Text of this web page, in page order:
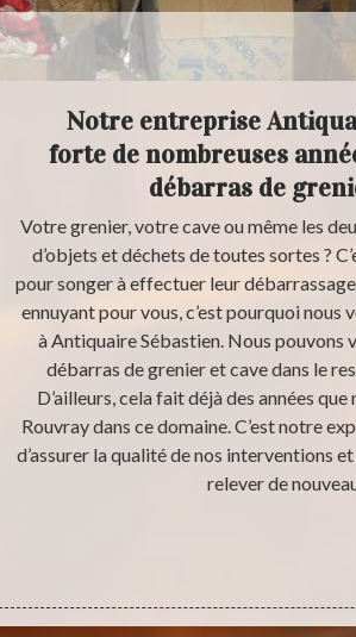
Notre entreprise
forte de nombreuses
débarras de
Votre grenier, votre cave ou même les
d’objets et déchets de toutes sortes ?
pour songer à effectuer leur
ennuyant pour vous, c’est pourquoi nous
à Antiquaire Sébastien. Nous pouvons
débarras de grenier et cave dans le
D’ailleurs, cela fait déjà des années
Rouvray dans ce domaine. C’est notre
d’assurer la qualité de nos interventions
relever de